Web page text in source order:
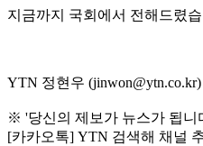
지금까지 국회에서 전해드렸
YTN 정현우 (jinwon@ytn.co.kr)
※ '당신의 제보가 뉴스가 됩니
[카카오톡] YTN 검색해 채널